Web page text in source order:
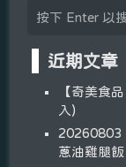
近期文章
【奇美食
入)
20260803
蔥油雞腿